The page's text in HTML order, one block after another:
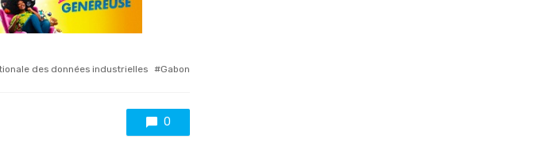
des données industrielles Gabon
0